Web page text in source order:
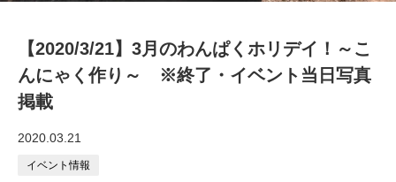
【2020/3/21】3月のわんぱくホリデイ！～こ
んにゃく作り～ ※終了・イベント当日写真
掲載
2020.03.21
イベント情報